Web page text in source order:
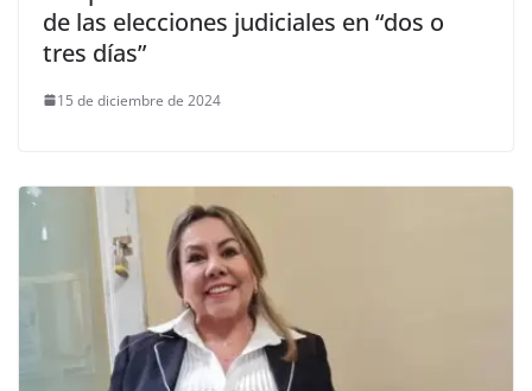
de las elecciones judiciales en “dos o
tres días”
15 de diciembre de 2024